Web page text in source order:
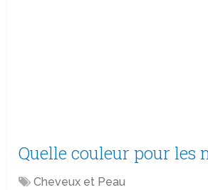
Quelle couleur pour les
Cheveux et Peau